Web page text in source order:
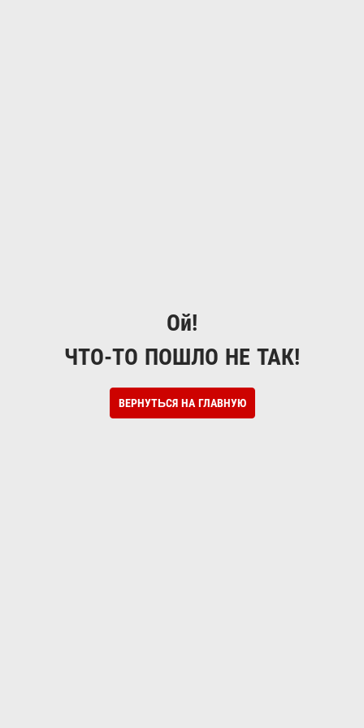
Ой!
ЧТО-ТО ПОШЛО НЕ ТАК!
ВЕРНУТЬСЯ НА ГЛАВНУЮ